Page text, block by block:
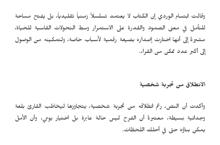
وقالت ابتسام الوردي إن الكتاب لا يعتمد تسلسلاً زمنياً تقليدياً، بل يفتح مساحة
للتأمل في معنى الصمود والقدرة على الاستمرار وسط التحولات القاسية للحياة،
مشيرةً إلى أنها اختارت إصداره بصيغة رقمية لأسباب خاصة، ولتمكينه من الوصول
إلى أكبر عدد ممكن من القراء.
الانطلاق من تجربة شخصية
وأكدت أن النص، رغم انطلاقه من تجربة شخصية، يتجاوزها ليخاطب القارئ بلغة
وجدانية بسيطة، معتبرةً أن الفرح ليس حالة عابرة بل اختيار يومي، وأن الأمل
يمكن بناؤه حتى في أحلك اللحظات.